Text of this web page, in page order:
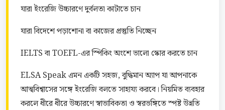
যারা ইংরেজি উচ্চারণে দুর্বলতা কাটাতে চান
যারা বিদেশে পড়াশোনা বা কাজের প্রস্তুতি নিচ্ছেন
IELTS বা TOEFL-এর স্পিকিং অংশে ভালো স্কোর করতে চান
ELSA Speak এমন একটি সহজ, বুদ্ধিমান অ্যাপ যা আপনাকে
আত্মবিশ্বাসের সঙ্গে ইংরেজি বলতে সাহায্য করবে। নিয়মিত ব্যবহার
করলে ধীরে ধীরে উচ্চারণে স্বাভাবিকতা ও স্বরভঙ্গিতে স্পষ্ট উন্নতি